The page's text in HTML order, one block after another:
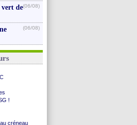
de(06/08)
(06/08)
!
créneau